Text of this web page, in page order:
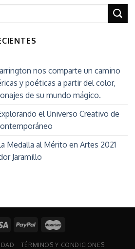
nos comparte un camino
y poéticas a partir del color,
de su mundo mágico.
el Universo Creativo de
Medalla al Mérito en Artes 2021
Jaramillo
TÉRMINOS Y CONDICIONES